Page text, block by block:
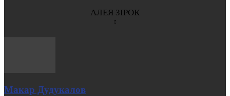
АЛЕЯ ЗІРОК
Макар Дудукалов